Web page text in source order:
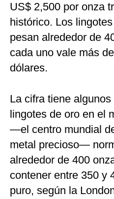
US$ 2,500 por onza
histórico. Los
pesan alrededor de
cada uno vale más
dólares.
La cifra tiene
lingotes de oro en el
—el centro mundial
metal precioso—
alrededor de 400
contener entre 350 y
puro, según la